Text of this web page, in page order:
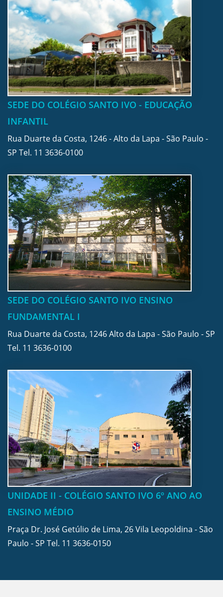
SEDE DO COLÉGIO SANTO IVO - EDUCAÇÃO
INFANTIL
Rua Duarte da Costa, 1246 - Alto da Lapa - São Paulo -
SP Tel. 11 3636-0100
SEDE DO COLÉGIO SANTO IVO ENSINO
FUNDAMENTAL I
Rua Duarte da Costa, 1246 Alto da Lapa - São Paulo - SP
Tel. 11 3636-0100
UNIDADE II - COLÉGIO SANTO IVO 6º ANO AO
ENSINO MÉDIO
Praça Dr. José Getúlio de Lima, 26 Vila Leopoldina - São
Paulo - SP Tel. 11 3636-0150